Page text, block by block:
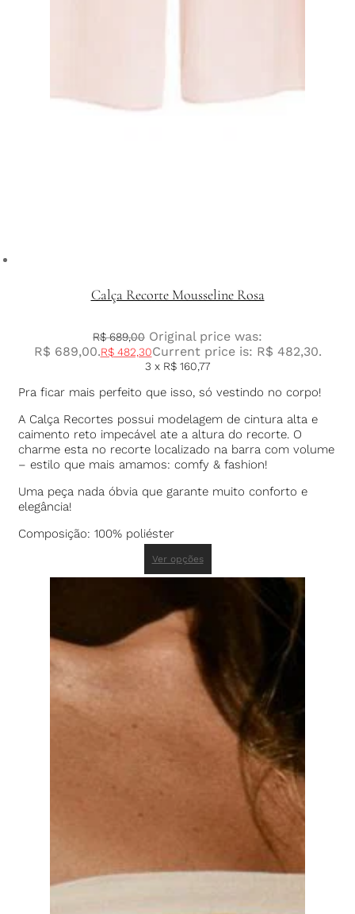
Calça Recorte Mousseline Rosa
R$689,00 Original price was:
R$ 689,00.R$482,30Current price is: R$ 482,30.
3 x R$ 160,77
Pra ficar mais perfeito que isso, só vestindo no corpo!
A Calça Recortes possui modelagem de cintura alta e
caimento reto impecável ate a altura do recorte. O
charme esta no recorte localizado na barra com volume
– estilo que mais amamos: comfy & fashion!
Uma peça nada óbvia que garante muito conforto e
elegância!
Composição: 100% poliéster
Ver opções